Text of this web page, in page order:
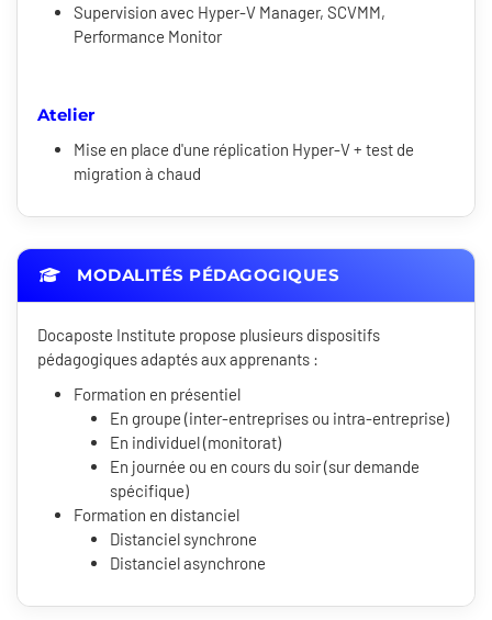
Supervision avec Hyper-V Manager, SCVMM,
Performance Monitor
Atelier
Mise en place d'une réplication Hyper-V + test de
migration à chaud
MODALITÉS PÉDAGOGIQUES
Docaposte Institute propose plusieurs dispositifs
pédagogiques adaptés aux apprenants :
Formation en présentiel
En groupe (inter-entreprises ou intra-entreprise)
En individuel (monitorat)
En journée ou en cours du soir (sur demande
spécifique)
Formation en distanciel
Distanciel synchrone
Distanciel asynchrone